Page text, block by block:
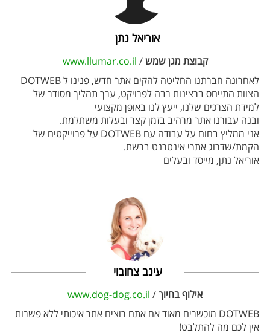
אוריאל נתן
קבוצת מגן שמש/
www.llumar.co.il
לאחרונה חברתנו החליטה להקים אתר חדש, פנינו ל DOTWEB
הצוות התייחס ברצינות רבה לפרויקט, ערך תהליך מסודר של
למידת הצרכים שלנו, ייעץ לנו באופן מקצועי
ובנה עבורנו אתר מרהיב בזמן קצר ובעלות משתלמת.
אני ממליץ בחום על עבודה עם DOTWEB על פרוייקטים של
הקמת/שדרוג אתרי אינטרנט ברשת.
אוריאל נתן, מייסד ובעלים
עינב צחובוי
אילוף בחיוך/
www.dog-dog.co.il
DOTWEB מוכשרים מאוד אם אתם רוצים אתר איכותי ללא פשרות
אין לכם מה להתלבט!